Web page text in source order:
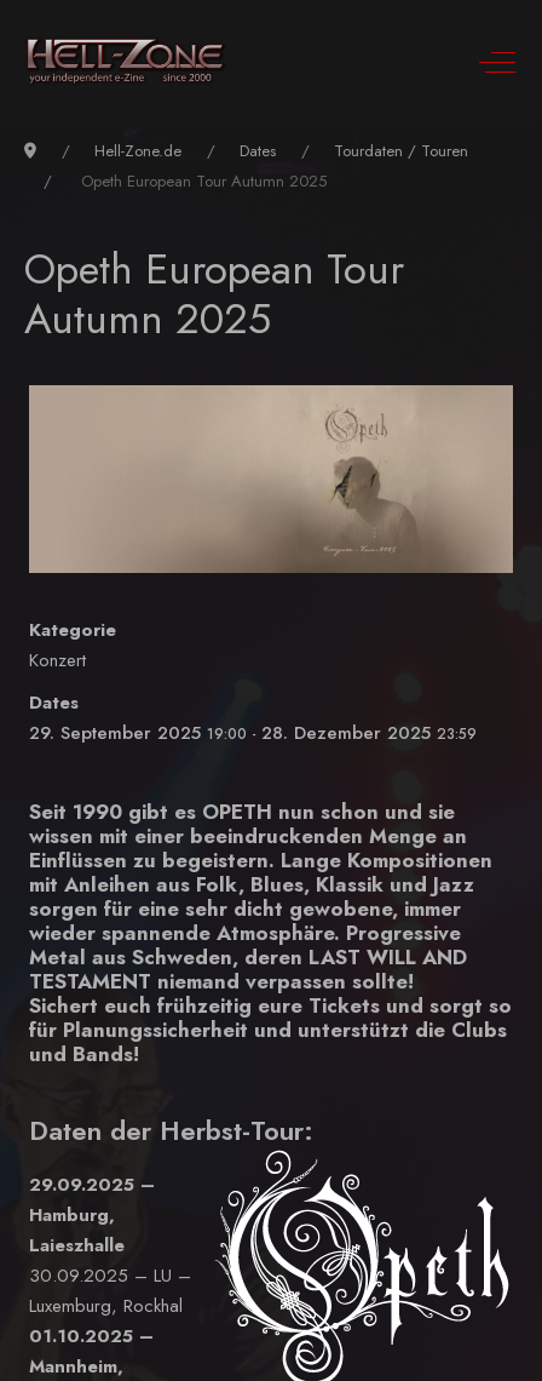
Hell-Zone.de Dates
Tourdaten / Touren
Opeth European Tour Autumn 2025
Opeth European Tour
Autumn 2025
Kategorie
Konzert
Dates
29. September 2025 19:00 -28. Dezember 2025 23:59
Seit 1990 gibt es OPETH nun schon und sie
wissen mit einer beeindruckenden Menge an
Einflüssen zu begeistern. Lange Kompositionen
mit Anleihen aus Folk, Blues, Klassik und Jazz
sorgen für eine sehr dicht gewobene, immer
wieder spannende Atmosphäre. Progressive
Metal aus Schweden, deren LAST WILL AND
TESTAMENT niemand verpassen sollte!
Sichert euch frühzeitig eure Tickets und sorgt so
für Planungssicherheit und unterstützt die Clubs
und Bands!
Daten der Herbst-Tour:
29.09.2025 –
Hamburg,
Laieszhalle
30.09.2025 – LU –
Luxemburg, Rockhal
01.10.2025 –
Mannheim,